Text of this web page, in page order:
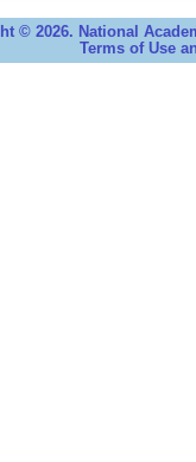
© 2026. National
Terms of Use